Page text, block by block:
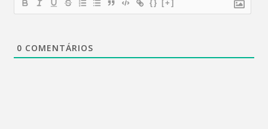
{} [+]
0 COMENTÁRIOS